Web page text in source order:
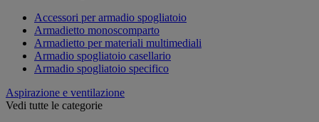
Accessori per armadio spogliatoio
Armadietto monoscomparto
Armadietto per materiali multimediali
Armadio spogliatoio casellario
Armadio spogliatoio specifico
Aspirazione e ventilazione
Vedi tutte le categorie